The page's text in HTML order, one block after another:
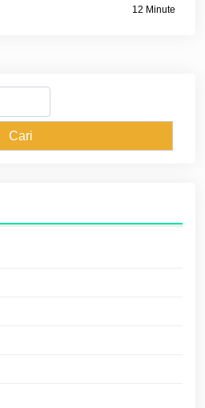
12 Minute